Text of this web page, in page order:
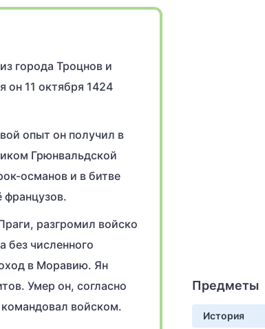
города Троцнов и
он 11 октября 1424
опыт он получил в
Грюнвальдской
османов и в битве
французов.
разгромил войско
численного
в Моравию. Ян
Умер он, согласно
войском.
Предметы
История